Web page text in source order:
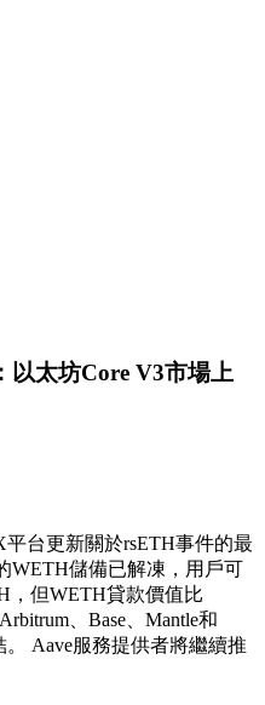
以太坊Core V3市場上
平台更新關於rsETH事件的最
WETH儲備已解凍，用戶可
，但WETH貸款價值比
、Base、Mantle和
Aave服務提供者將繼續推